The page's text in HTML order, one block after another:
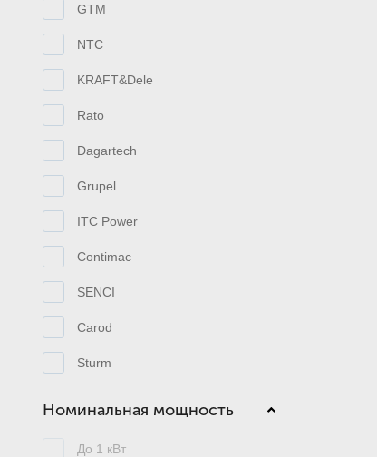
GTM
NTC
KRAFT&Dele
Rato
Dagartech
Grupel
ITC Power
Contimac
SENCI
Carod
Sturm
Номинальная мощность
До 1 кВт